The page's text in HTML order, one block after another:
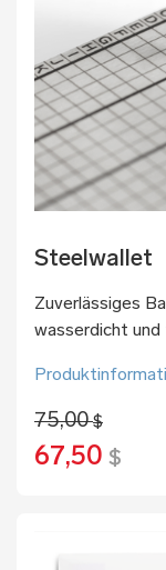
Steelwallet
Zuverlässiges
wasserdicht
75,00$
67,50 $